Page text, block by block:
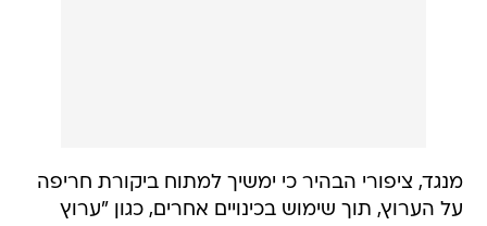
מנגד, ציפורי הבהיר כי ימשיך למתוח ביקורת חריפה
על הערוץ, תוך שימוש בכינויים אחרים, כגון "ערוץ